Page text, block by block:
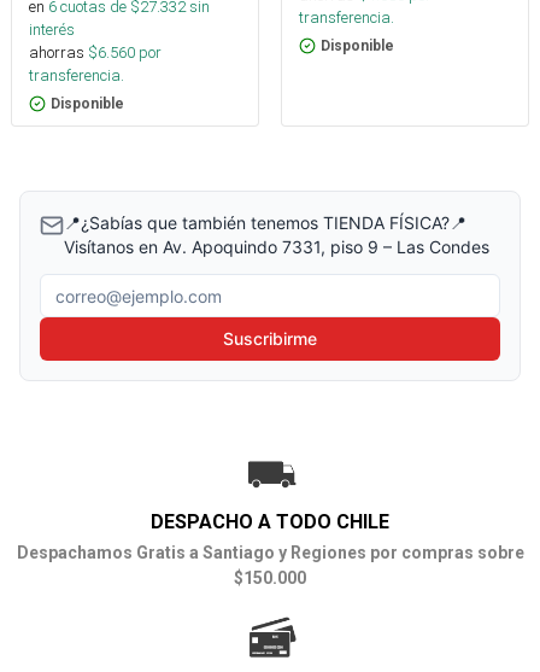
en 6cuotas de $27.332sin
interés
ahorras $6.560 por
transferencia.
Disponible
transferencia.
Disponible
📍¿Sabías que también tenemos TIENDA FÍSICA?📍
Visítanos en Av. Apoquindo 7331, piso 9 – Las Condes
Correo electrónico
Suscribirme
DESPACHO A TODO CHILE
Despachamos Gratis a Santiago y Regiones por compras sobre
$150.000